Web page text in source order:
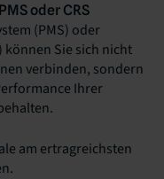
oder CRS
(PMS) oder
können Sie sich nicht
verbinden, sondern
Ihrer
am ertragreichsten